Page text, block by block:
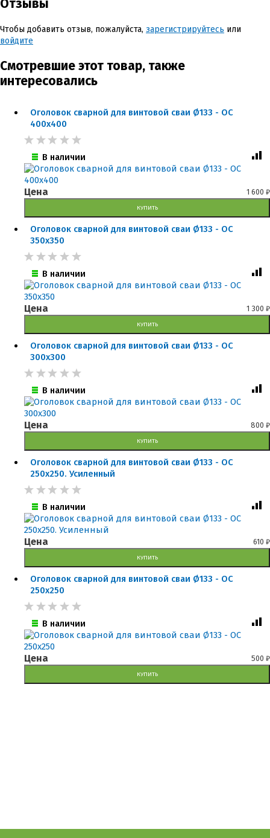
Отзывы
Чтобы добавить отзыв, пожалуйста, зарегистрируйтесь или
войдите
Смотревшие этот товар, также
интересовались
Оголовок сварной для винтовой сваи Ø133 - ОС
400x400
В наличии
Цена 1 600 ₽
КУПИТЬ
Оголовок сварной для винтовой сваи Ø133 - ОС
350x350
В наличии
Цена 1 300 ₽
КУПИТЬ
Оголовок сварной для винтовой сваи Ø133 - ОС
300x300
В наличии
Цена 800 ₽
КУПИТЬ
Оголовок сварной для винтовой сваи Ø133 - ОС
250x250. Усиленный
В наличии
Цена 610 ₽
КУПИТЬ
Оголовок сварной для винтовой сваи Ø133 - ОС
250x250
В наличии
Цена 500 ₽
КУПИТЬ